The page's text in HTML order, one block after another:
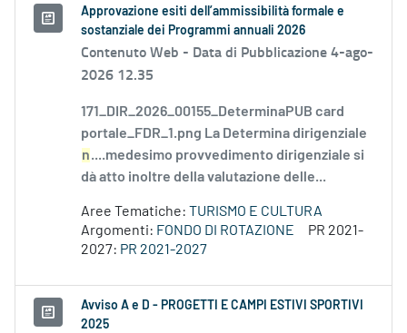
Approvazione esiti dell’ammissibilità formale e
sostanziale dei Programmi annuali 2026
Contenuto Web - Data di Pubblicazione 4-ago-
2026 12.35
171_DIR_2026_00155_DeterminaPUB card
portale_FDR_1.png La Determina dirigenziale
n....medesimo provvedimento dirigenziale si
dà atto inoltre della valutazione delle...
Aree Tematiche: TURISMO E CULTURA
Argomenti: FONDO DI ROTAZIONE
PR 2021-
2027: PR 2021-2027
Avviso A e D - PROGETTI E CAMPI ESTIVI SPORTIVI
2025